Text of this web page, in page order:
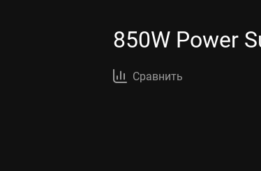
850W Power
Сравнить